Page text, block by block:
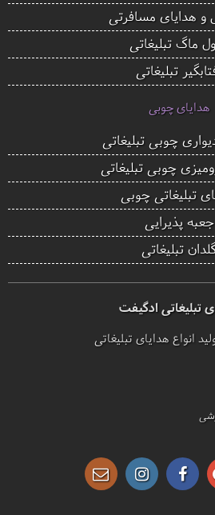
و هدایای مسافرتی
ماگ تبلیغاتی
تبلیغاتی
هدایای چوبی
چوبی تبلیغاتی
چوبی تبلیغاتی
تبلیغاتی چوبی
جعبه پذیرایی
تبلیغاتی
تبلیغاتی ادگیفت
انواع هدایای تبلیغاتی